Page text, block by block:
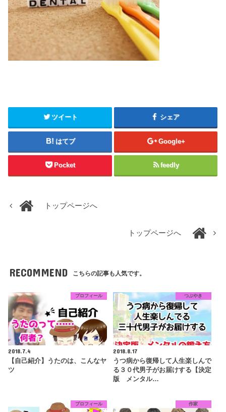
ツイート シェア
はてブ Google+
Pocket feedly
トップページへ
トップページへ
RECOMMEND こちらの記事も人気です。
プロフィール
2018.7.4
【自己紹介】うたのは、こんなヤ
ツ
つぶやき
2018.8.17
うつ病から復帰して人生楽しんで
る３０代男子がお届けする【決定
版 メンタル…
プロフィール 作家